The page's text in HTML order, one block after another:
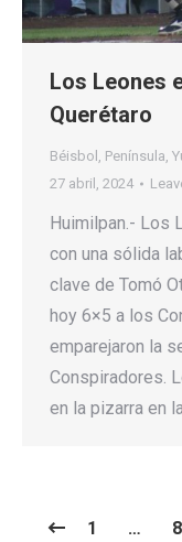
Los Leones
Querétaro
Béisbol , Península,
27 abril, 2024
Huimilpan.- Los
con una sólida
clave de Tomó
hoy 6×5 a los
emparejaron la
Conspiradores.
en la pizarra en
1 …